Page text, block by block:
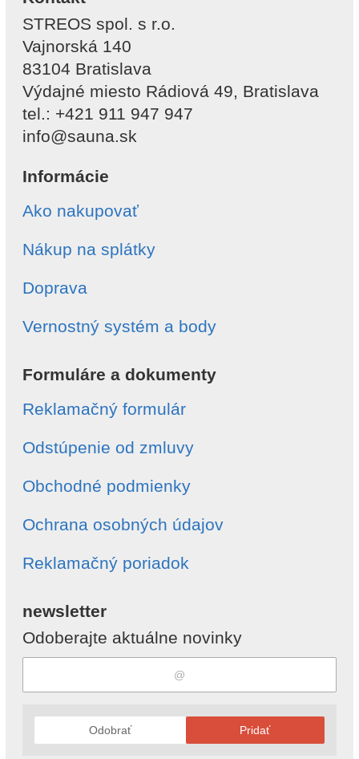
STREOS spol. s r.o.
Vajnorská 140
83104 Bratislava
Výdajné miesto Rádiová 49, Bratislava
tel.: +421 911 947 947
info@sauna.sk
Informácie
Ako nakupovať
Nákup na splátky
Doprava
Vernostný systém a body
Formuláre a dokumenty
Reklamačný formulár
Odstúpenie od zmluvy
Obchodné podmienky
Ochrana osobných údajov
Reklamačný poriadok
newsletter
Odoberajte aktuálne novinky
Odobrať Pridať